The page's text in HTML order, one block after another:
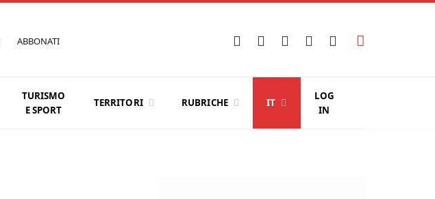
ABBONATI Facebook
X
Instagram
YouTubeLinkedIn
TURISMO
E SPORT
TERRITORI RUBRICHE IT
LOG
IN